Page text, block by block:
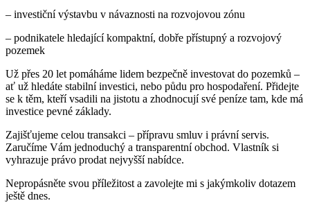
– investiční výstavbu v návaznosti na rozvojovou zónu
– podnikatele hledající kompaktní, dobře přístupný a rozvojový
pozemek
Už přes 20 let pomáháme lidem bezpečně investovat do pozemků –
ať už hledáte stabilní investici, nebo půdu pro hospodaření. Přidejte
se k těm, kteří vsadili na jistotu a zhodnocují své peníze tam, kde má
investice pevné základy.
Zajišťujeme celou transakci – přípravu smluv i právní servis.
Zaručíme Vám jednoduchý a transparentní obchod. Vlastník si
vyhrazuje právo prodat nejvyšší nabídce.
Nepropásněte svou příležitost a zavolejte mi s jakýmkoliv dotazem
ještě dnes.